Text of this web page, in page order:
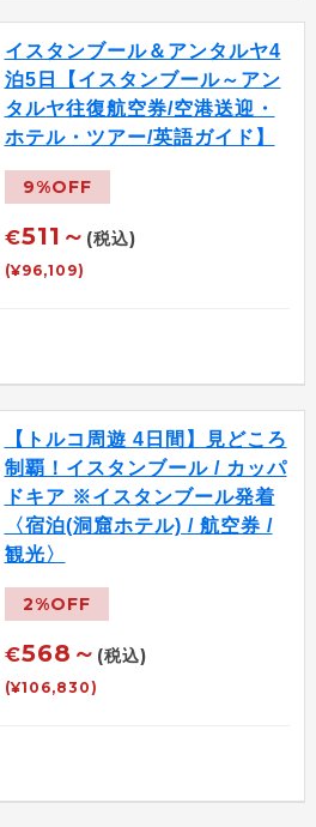
イスタンブール＆アンタルヤ4
泊5日【イスタンブール～アン
タルヤ往復航空券/空港送迎・
ホテル・ツアー/英語ガイド】
9%OFF
€511～ (税込)
(¥96,109)
【トルコ周遊 4日間】見どころ
制覇！イスタンブール / カッパ
ドキア ※イスタンブール発着
〈宿泊(洞窟ホテル) / 航空券 /
観光〉
2%OFF
€568～ (税込)
(¥106,830)